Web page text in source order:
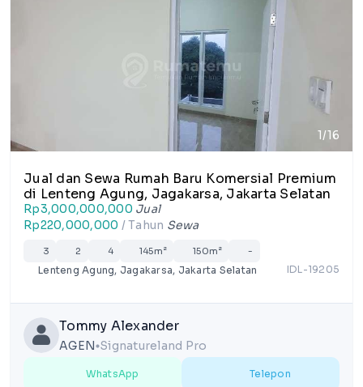
1/16
Jual dan Sewa Rumah Baru Komersial Premium
di Lenteng Agung, Jagakarsa, Jakarta Selatan
Rp3,000,000,000 Jual
Rp220,000,000 / Tahun Sewa
3 2 4 145m² 150m² -
Lenteng Agung, Jagakarsa, Jakarta Selatan IDL-19205
Tommy Alexander
AGEN lens Signatureland Pro
WhatsApp Telepon